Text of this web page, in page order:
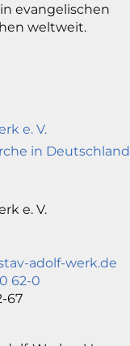
evangelischen
weltweit.
e. V.
in Deutschland
e. V.
adolf-werk.de
62-0
67